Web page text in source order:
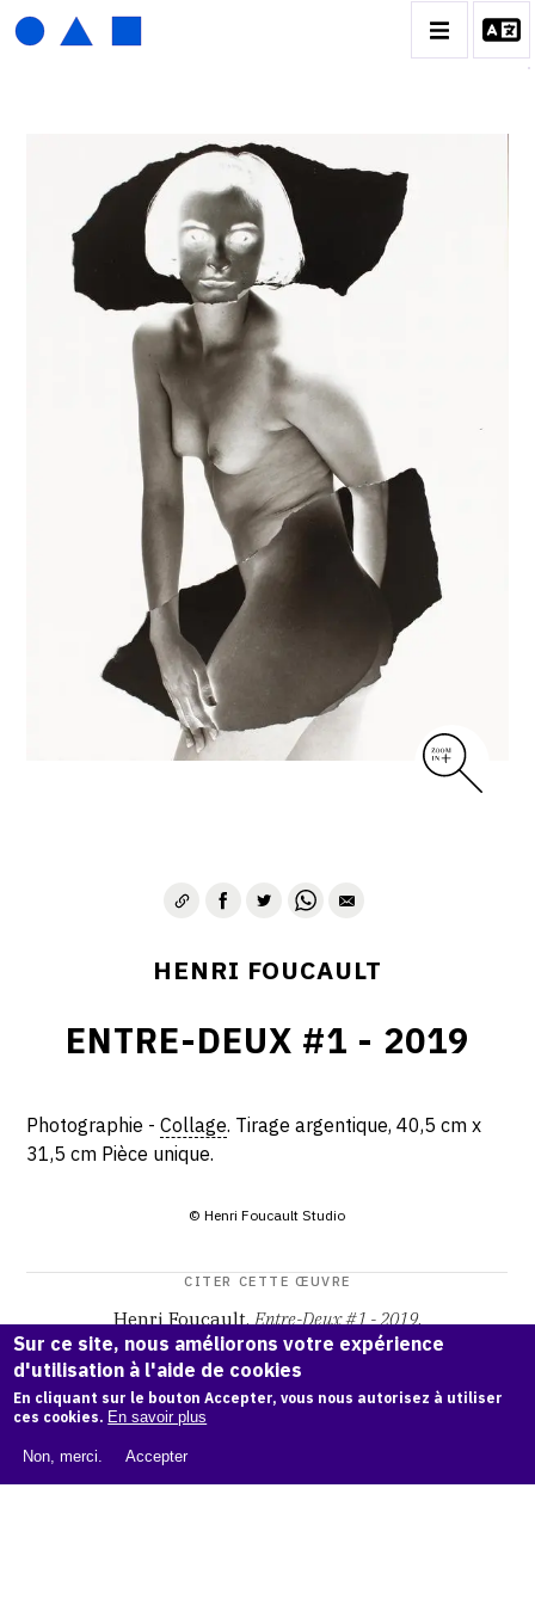
HENRI FOUCAULT
BIOGRAPHIE
CATALOGUE DES OEUVRES
01_SCULPTURE
02_PHOTOGRAPHIQUE
03_COLLAGES
04_DESSINS
05_MONOTYPE
06_ARCHIVES
CONTACT
HENRI FOUCAULT
ENTRE-DEUX #1 - 2019
Photographie -Collage. Tirage argentique, 40,5 cm x
31,5 cm Pièce unique.
© Henri Foucault Studio
CITER CETTE ŒUVRE
Henri Foucault, Entre-Deux #1 - 2019.
Catalogue raisonné Henri Foucault, OAM.ark:38997/o164
qh
COPIER LA CITATION
Sur ce site, nous améliorons votre expérience
d'utilisation à l'aide de cookies
En cliquant sur le bouton Accepter, vous nous autorisez à utiliser
ces cookies. En savoir plus
Non, merci. Accepter